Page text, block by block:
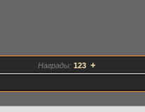
Награды: 123 +